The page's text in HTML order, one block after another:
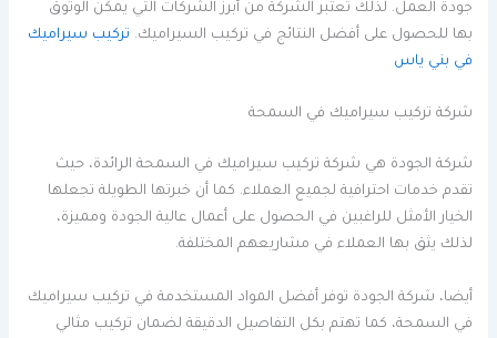
جودة العمل. لذلك تعتبر الشركة من أبرز الشركات التي يمكن الوثوق
بها للحصول على أفضل النتائج في تركيب السيراميك. تركيب سيراميك
في بني ياس
شركة تركيب سيراميك في السمحة
شركة الجودة هي شركة تركيب سيراميك في السمحة الرائدة، حيث
تقدم خدمات احترافية لجميع العملاء. كما أن خبرتها الطويلة تجعلها
الخيار الأمثل للراغبين في الحصول على أعمال عالية الجودة ومميزة،
لذلك يثق بها العملاء في مشاريعهم المختلفة.
أيضا، شركة الجودة توفر أفضل المواد المستخدمة في تركيب سيراميك
في السمحة، كما تهتم بكل التفاصيل الدقيقة لضمان تركيب مثالي